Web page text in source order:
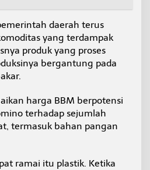
daerah terus
yang terdampak
produk yang proses
bergantung pada
harga BBM berpotensi
terhadap sejumlah
termasuk bahan pangan
ramai itu plastik. Ketika